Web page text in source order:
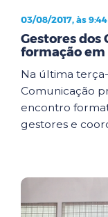
03/08/2017, às 9:44
Gestores dos
formação em
Na última
Comunicação
encontro
gestores e